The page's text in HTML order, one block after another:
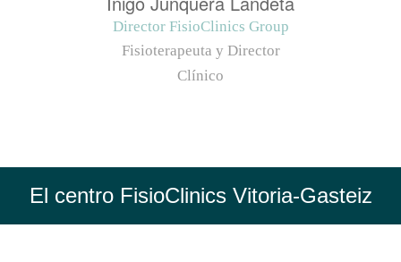
Director FisioClinics Group
Fisioterapeuta y Director
Clínico
El centro FisioClinics Vitoria-Gasteiz